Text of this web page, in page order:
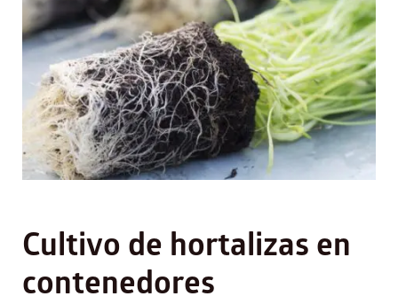
Cultivo de hortalizas en
contenedores